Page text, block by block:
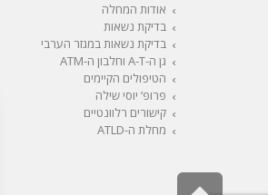
אודות המחלה
בדיקת נשאות
בדיקת נשאות במגזר הערבי
גן ה-A-T וחלבון ה-ATM
הטיפולים הקיימים
פרופ’ יוסי שילה
קישורים רלוונטיים
מחלת ה-ATLD